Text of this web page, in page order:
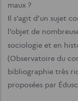
maux ?
Il s’agit d’un sujet
l’objet de
sociologie et en
(Observatoire du
bibliographie très
proposées par